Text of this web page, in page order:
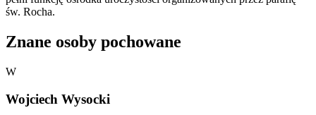
św. Rocha.
Znane osoby pochowane
W
Wojciech Wysocki